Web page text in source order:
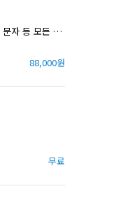
워드프레스 필수 기능을 모두 모았습니다. 로그인, 회원가입, 정기배송, 정기구독, 정기결제, 소셜로그인, SMS 문자 등 모든 기능이 포함된 플러그인입니다.
88,000원
무료